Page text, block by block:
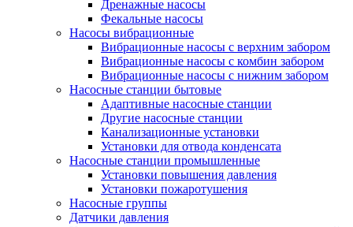
Дренажные насосы
Фекальные насосы
Насосы вибрационные
Вибрационные насосы с верхним забором
Вибрационные насосы с комбин забором
Вибрационные насосы с нижним забором
Насосные станции бытовые
Адаптивные насосные станции
Другие насосные станции
Канализационные установки
Установки для отвода конденсата
Насосные станции промышленные
Установки повышения давления
Установки пожаротушения
Насосные группы
Датчики давления